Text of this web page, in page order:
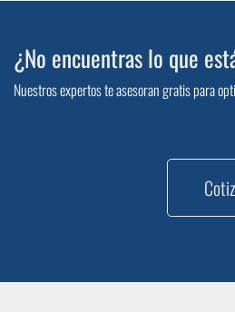
¿No encuentras lo que
Nuestros expertos te asesoran gratis para